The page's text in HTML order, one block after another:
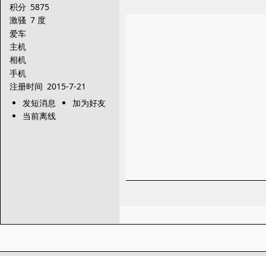
积分 5875
激骚 7 度
爱车
主机
相机
手机
注册时间 2015-7-21
发短消息
加为好友
当前离线